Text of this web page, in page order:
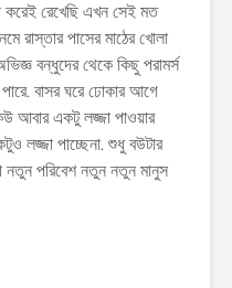
রেখেছি এখন সেই মত
রাস্তার পাসের মাঠের খোলা
বন্ধুদের থেকে কিছু পরামর্স
বাসর ঘরে ঢোকার আগে
আবার একটু লজ্জা পাওয়ার
লজ্জা পাচ্ছেনা. শুধু বউটার
পরিবেশ নতুন নতুন মানুস